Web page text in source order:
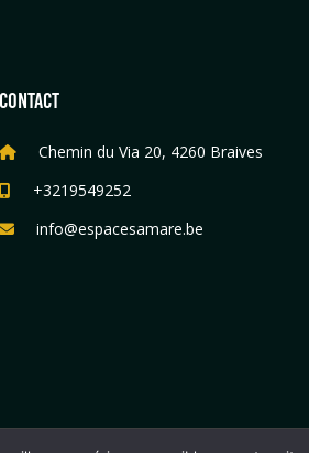
CONTACT
Chemin du Via 20, 4260 Braives
+3219549252
info@espacesamare.be